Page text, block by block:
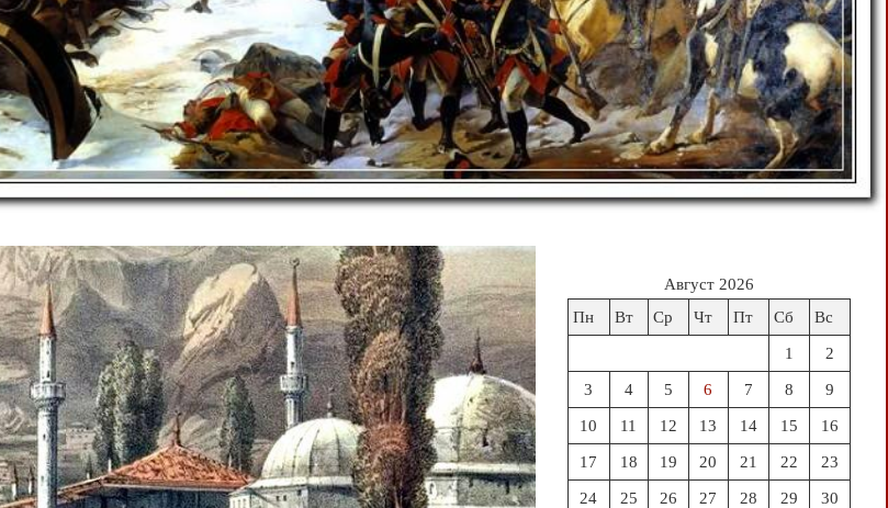
Август 2026
Пн
Вт Ср Чт Пт Сб Вс
1 2
3 4 5 6 7 8 9
10 11 12 13 14 15 16
17 18 19 20 21 22 23
24 25 26 27 28 29 30